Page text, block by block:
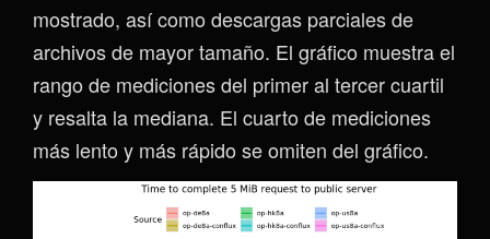
mostrado, así como descargas parciales de
archivos de mayor tamaño. El gráfico muestra el
rango de mediciones del primer al tercer cuartil
y resalta la mediana. El cuarto de mediciones
más lento y más rápido se omiten del gráfico.